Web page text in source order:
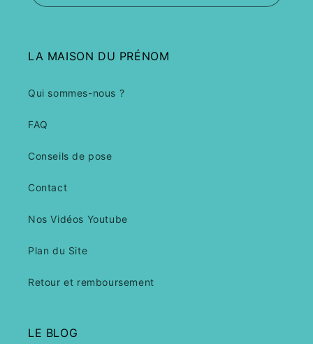
LA MAISON DU PRÉNOM
Qui sommes-nous ?
FAQ
Conseils de pose
Contact
Nos Vidéos Youtube
Plan du Site
Retour et remboursement
LE BLOG